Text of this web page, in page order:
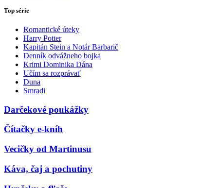
Top série
Romantické úteky
Harry Potter
Kapitán Stein a Notár Barbarič
Denník odvážneho bojka
Krimi Dominika Dána
Učím sa rozprávať
Duna
Smradi
Darčekové poukážky
Čítačky e-kníh
Vecičky od Martinusu
Káva, čaj a pochutiny